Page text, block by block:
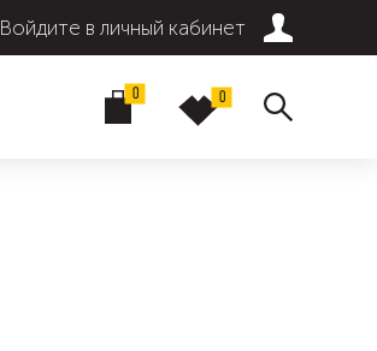
Войдите в личный кабинет
0 0